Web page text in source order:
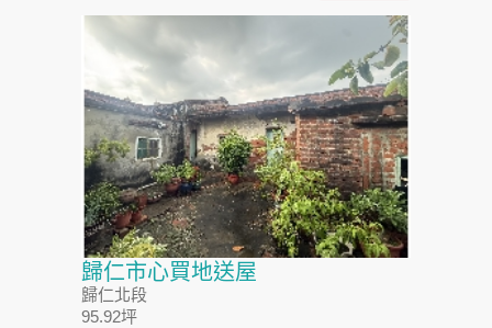
歸仁市心買地送屋
歸仁北段
95.92坪